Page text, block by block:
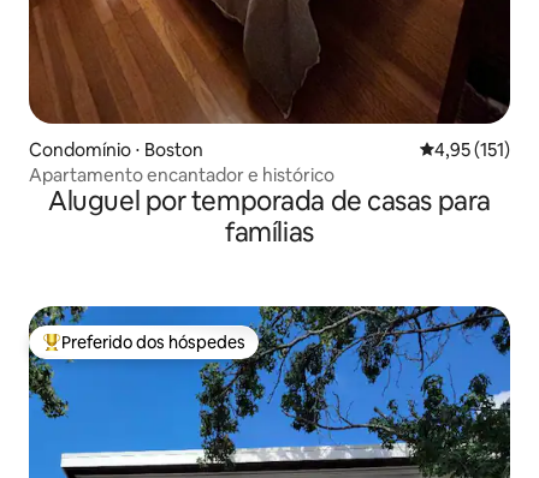
Condomínio ⋅ Boston 4,95 de uma
4,95 (151)
Apartamento encantador e histórico
Aluguel por temporada de casas para
famílias
Entre os melhores preferidos dos hóspedes
Preferido dos hóspedes